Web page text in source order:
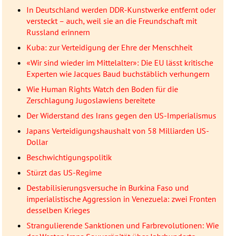
In Deutschland werden DDR-Kunstwerke entfernt oder
versteckt – auch, weil sie an die Freundschaft mit
Russland erinnern
Kuba: zur Verteidigung der Ehre der Menschheit
«Wir sind wieder im Mittelalter»: Die EU lässt kritische
Experten wie Jacques Baud buchstäblich verhungern
Wie Human Rights Watch den Boden für die
Zerschlagung Jugoslawiens bereitete
Der Widerstand des Irans gegen den US-Imperialismus
Japans Verteidigungshaushalt von 58 Milliarden US-
Dollar
Beschwichtigungspolitik
Stürzt das US-Regime
Destabilisierungsversuche in Burkina Faso und
imperialistische Aggression in Venezuela: zwei Fronten
desselben Krieges
Strangulierende Sanktionen und Farbrevolutionen: Wie